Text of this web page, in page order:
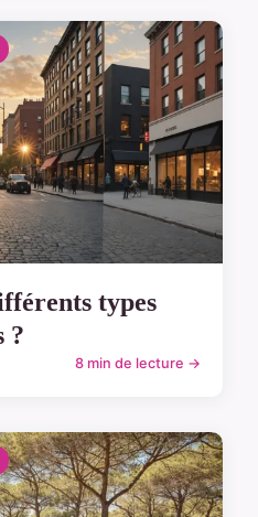
types
?
8 min de lecture →